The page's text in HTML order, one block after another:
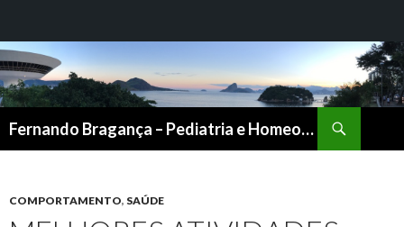
Fernando Bragança – Pediatria e Homeopatia
CONTEÚDO
COMPORTAMENTO, SAÚDE